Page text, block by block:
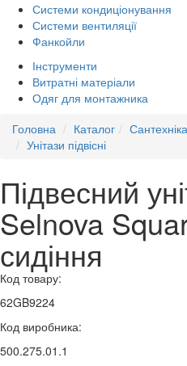
Системи кондиціонування
Системи вентиляції
Фанкойли
Інструменти
Витратні матеріали
Одяг для монтажника
Головна
Каталог Сантехніка
Унітази підвісні
Підвесний
Selnova
сидіння
Код товару:
62GB9224
Код виробника:
500.275.01.1